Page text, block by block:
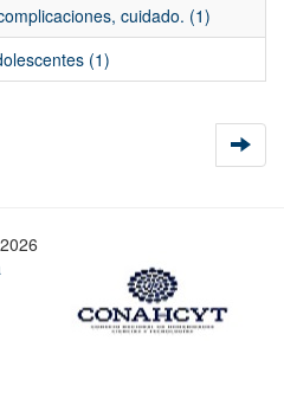
cuidado. (1)
(1)